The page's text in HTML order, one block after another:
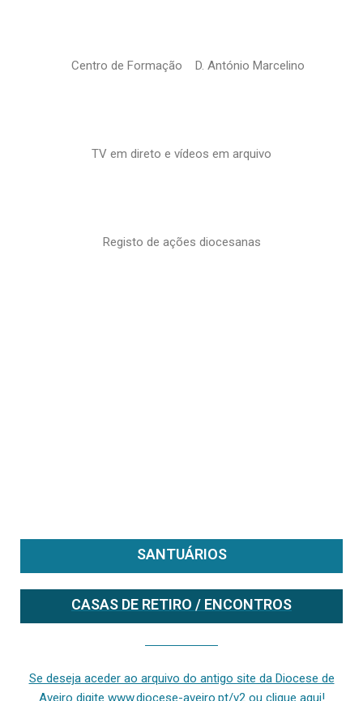
Centro de Formação D. António Marcelino
TV em direto e vídeos em arquivo
Registo de ações diocesanas
SANTUÁRIOS
CASAS DE RETIRO / ENCONTROS
Se deseja aceder ao arquivo do antigo site da Diocese de
Aveiro digite www.diocese-aveiro.pt/v2 ou clique aqui!